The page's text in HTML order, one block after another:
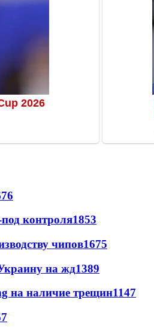
контроля1853
чипов1675
на жд1389
на наличие трещин1147